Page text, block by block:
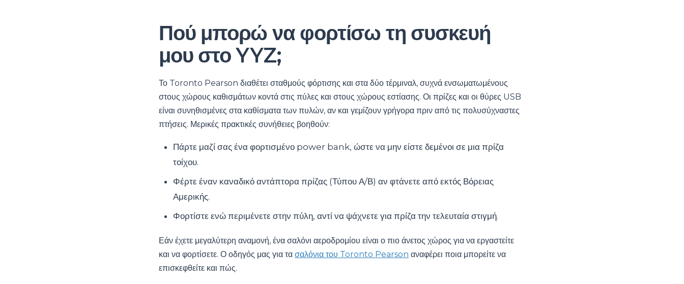
Πού μπορώ να φορτίσω τη συσκευή
μου στο YYZ;
Το Toronto Pearson διαθέτει σταθμούς φόρτισης και στα δύο τέρμιναλ, συχνά ενσωματωμένους
στους χώρους καθισμάτων κοντά στις πύλες και στους χώρους εστίασης. Οι πρίζες και οι θύρες USB
είναι συνηθισμένες στα καθίσματα των πυλών, αν και γεμίζουν γρήγορα πριν από τις πολυσύχναστες
πτήσεις. Μερικές πρακτικές συνήθειες βοηθούν:
Πάρτε μαζί σας ένα φορτισμένο power bank, ώστε να μην είστε δεμένοι σε μια πρίζα
τοίχου.
Φέρτε έναν καναδικό αντάπτορα πρίζας (Τύπου Α/Β) αν φτάνετε από εκτός Βόρειας
Αμερικής.
Φορτίστε ενώ περιμένετε στην πύλη, αντί να ψάχνετε για πρίζα την τελευταία στιγμή.
Εάν έχετε μεγαλύτερη αναμονή, ένα σαλόνι αεροδρομίου είναι ο πιο άνετος χώρος για να εργαστείτε
και να φορτίσετε. Ο οδηγός μας για τα σαλόνια του Toronto Pearson αναφέρει ποια μπορείτε να
επισκεφθείτε και πώς.